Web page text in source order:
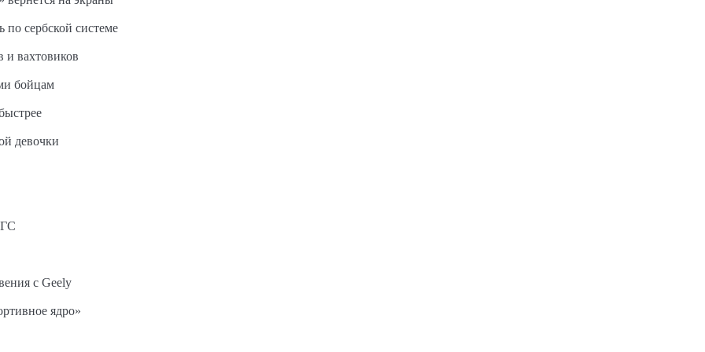
по сербской системе
и вахтовиков
бойцам
девочки
с Geely
ядро»